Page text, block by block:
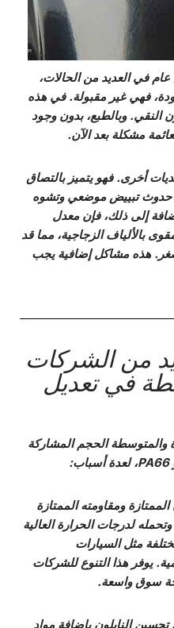
في العديد من الحالات،
فهي غير مقبولة. في هذه
النقي. وبالطبع، بدون وجود
مشكلة بعد الآن.
أخرى. فهو يتميز بالتصاق
حدوث تبييض موضعي وتشوه
إلى ذلك، فإن معدل
بالألياف الزجاجية، مما قد
هذه مشاكل إضافية يجب
من الشركات
في تعديل
والمتوسطة الحجم المشاركة
الممتازة ومقاومته الممتازة
لدرجات الحرارة العالية
مثل السيارات
يوفر هذا التنوع للشركات
سوق واسعة.
النايلون بإضافة مواد